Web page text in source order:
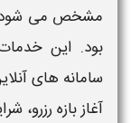
مشخص می شود
بود. این
سامانه های
آغاز بازه رزرو،